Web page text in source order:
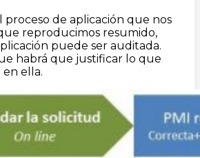
proceso de aplicación que nos
reproducimos resumido,
puede ser auditada.
habrá que justificar lo que
en ella.